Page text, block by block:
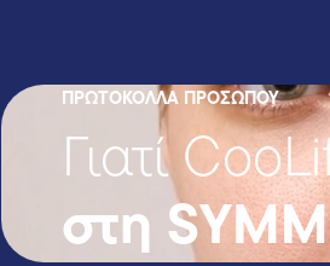
ΠΡΩΤΟΚΟΛΛΑ ΠΡΟΣΩΠΟΥ
Γιατί
στη